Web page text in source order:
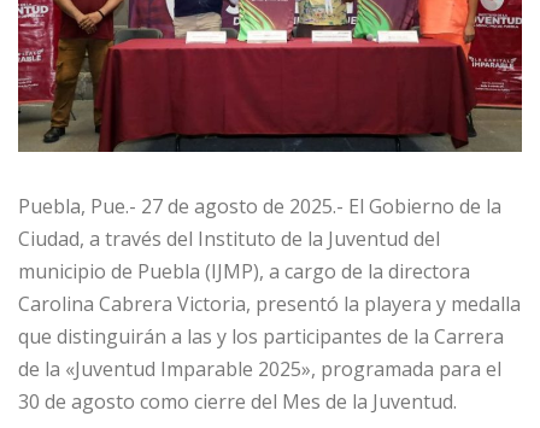
Puebla, Pue.- 27 de agosto de 2025.- El Gobierno de la
Ciudad, a través del Instituto de la Juventud del
municipio de Puebla (IJMP), a cargo de la directora
Carolina Cabrera Victoria, presentó la playera y medalla
que distinguirán a las y los participantes de la Carrera
de la «Juventud Imparable 2025», programada para el
30 de agosto como cierre del Mes de la Juventud.